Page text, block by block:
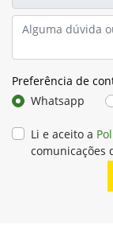
Preferência de
Whatsapp
Li e aceito a
comunicações